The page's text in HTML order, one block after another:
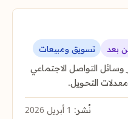
بعد تسويق ومبيعات
التواصل الاجتماعي
التحويل.
نُشر: